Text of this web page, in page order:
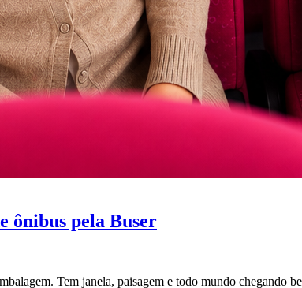
ônibus pela Buser
Tem janela, paisagem e todo mundo chegando